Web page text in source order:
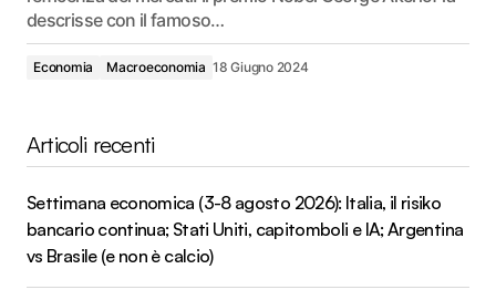
descrisse con il famoso…
Economia Macroeconomia 18 Giugno 2024
Articoli recenti
Settimana economica (3-8 agosto 2026): Italia, il risiko
bancario continua; Stati Uniti, capitomboli e IA; Argentina
vs Brasile (e non è calcio)